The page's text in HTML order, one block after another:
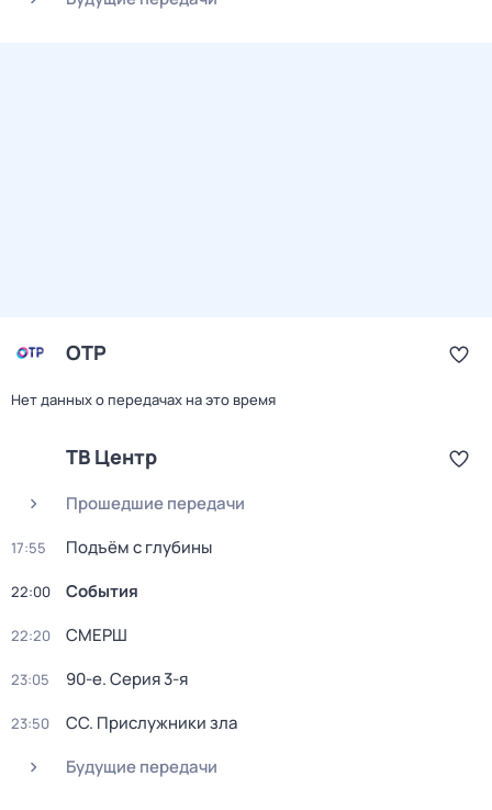
ОТР
Нет данных о передачах на это время
ТВ Центр
Прошедшие передачи
17:55 Подъём с глубины
22:00 События
22:20 СМЕРШ
23:05 90-е. Серия 3-я
23:50
СС. Прислужники зла
Будущие передачи